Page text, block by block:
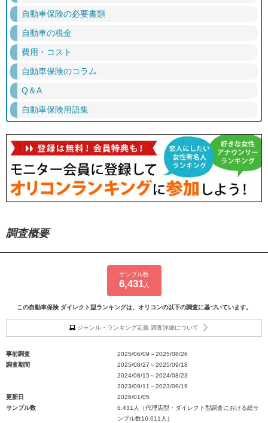
自動車保険の必要書類
自動車の税金
費用・コスト
自動車保険のコラム
Q＆A
自動車保険用語集
調査概要
サンプル数
6,431人
この自動車保険 ダイレクト型ランキングは、オリコンの以下の調査に基づいています。
ジャンル・ランキング定義 調査詳細について
事前調査
2025/06/09～2025/08/26
調査期間
2025/08/27～2025/09/18
2024/08/15～2024/08/23
2023/09/11～2023/09/19
更新日
2026/01/05
サンプル数
6,431人（代理店型・ダイレクト型調査における総サ
ンプル数16,611人）